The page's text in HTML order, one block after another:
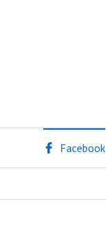
Facebook